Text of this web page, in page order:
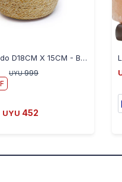
Cesto Tejido D18CM X 15CM - BLANCO-BEIGE
UYU 999
UYU 452